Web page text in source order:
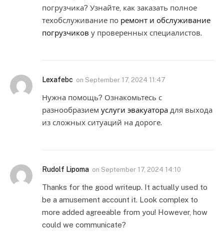
погрузчика? Узнайте, как заказать полное
техобслуживание по ремонт и обслуживание
погрузчиков у проверенных специалистов.
Lexafebc on September 17, 2024 11:47
Нужна помощь? Ознакомьтесь с
разнообразием услуги эвакуатора для выхода
из сложных ситуаций на дороге.
Rudolf Lipoma on September 17, 2024 14:10
Thanks for the good writeup. It actually used to
be a amusement account it. Look complex to
more added agreeable from you! However, how
could we communicate?